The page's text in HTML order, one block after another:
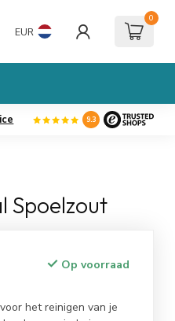
EUR
0
assortiment 9.3
Spoelzout
Op voorraad
het reinigen van je